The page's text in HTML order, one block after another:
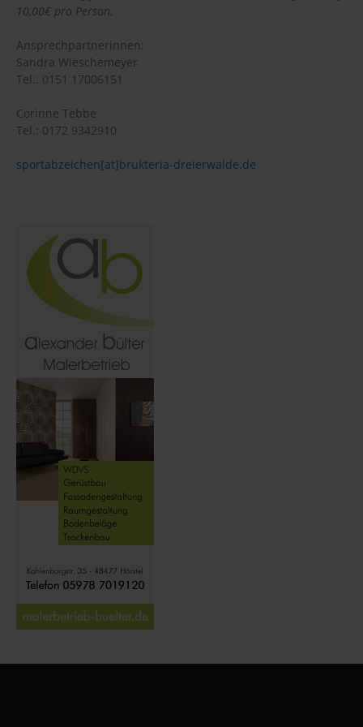
10,00€ pro Person.
Ansprechpartnerinnen:
Sandra Wieschemeyer
Tel.: 0151 17006151
Corinne Tebbe
Tel.: 0172 9342910
sportabzeichen[at]brukteria-dreierwalde.de